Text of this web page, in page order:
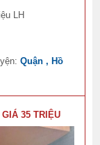
LH
Quận , Hồ
35 TRIỆU